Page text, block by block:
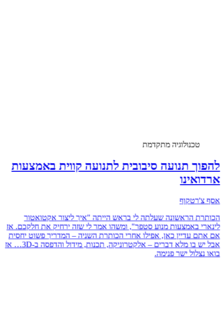
טכנולוגיה מתקדמת
להפוך תנועה סיבובית לתנועה קווית באמצעות
ארדואינו
אסף צ'רטקוף
הכותרת הראשונה שעלתה לי בראש הייתה "איך ליצור אקטואטור
לינארי באמצעות מנוע סטפר", ומשהו אמר לי שזה ירחיק את חלקכם. אז
אם אתם עדיין כאן, אפילו אחרי הכותרת השניה – המדריך פשוט יחסית
אבל יש בו מלא דברים – אלקטרוניקה, תכנות, מידול והדפסה ב-3D… אז
בואו נצלול ישר פנימה.